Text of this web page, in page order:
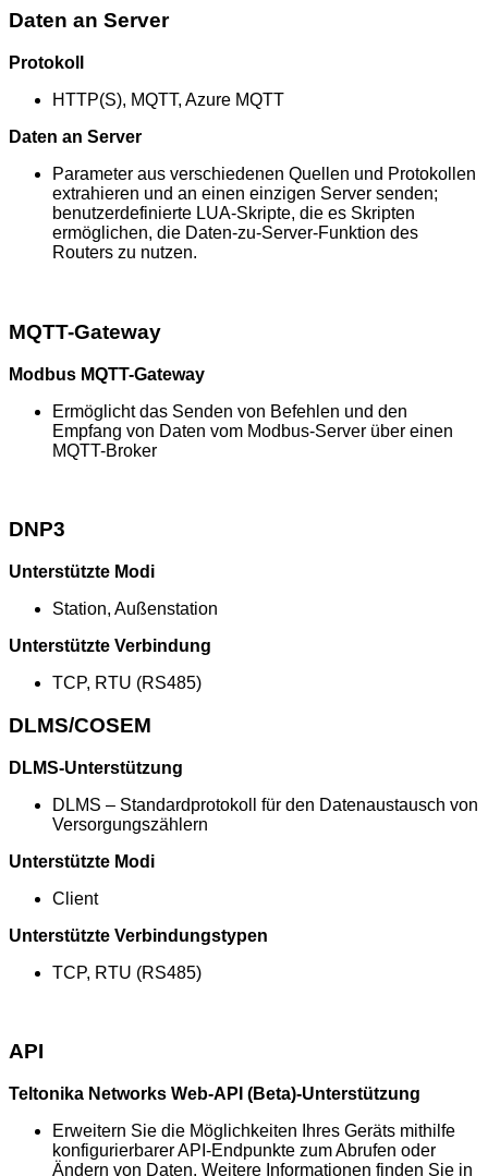
Daten an Server
Protokoll
HTTP(S), MQTT, Azure MQTT
Daten an Server
Parameter aus verschiedenen Quellen und Protokollen
extrahieren und an einen einzigen Server senden;
benutzerdefinierte LUA-Skripte, die es Skripten
ermöglichen, die Daten-zu-Server-Funktion des
Routers zu nutzen.
MQTT-Gateway
Modbus MQTT-Gateway
Ermöglicht das Senden von Befehlen und den
Empfang von Daten vom Modbus-Server über einen
MQTT-Broker
DNP3
Unterstützte Modi
Station, Außenstation
Unterstützte Verbindung
TCP, RTU (RS485)
DLMS/COSEM
DLMS-Unterstützung
DLMS – Standardprotokoll für den Datenaustausch von
Versorgungszählern
Unterstützte Modi
Client
Unterstützte Verbindungstypen
TCP, RTU (RS485)
API
Teltonika Networks Web-API (Beta)-Unterstützung
Erweitern Sie die Möglichkeiten Ihres Geräts mithilfe
konfigurierbarer API-Endpunkte zum Abrufen oder
Ändern von Daten. Weitere Informationen finden Sie in